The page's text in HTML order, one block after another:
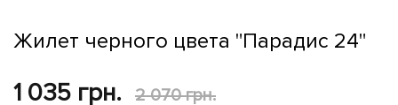
Жилет черного цвета "Парадис 24"
1 035 грн. 2 070 грн.